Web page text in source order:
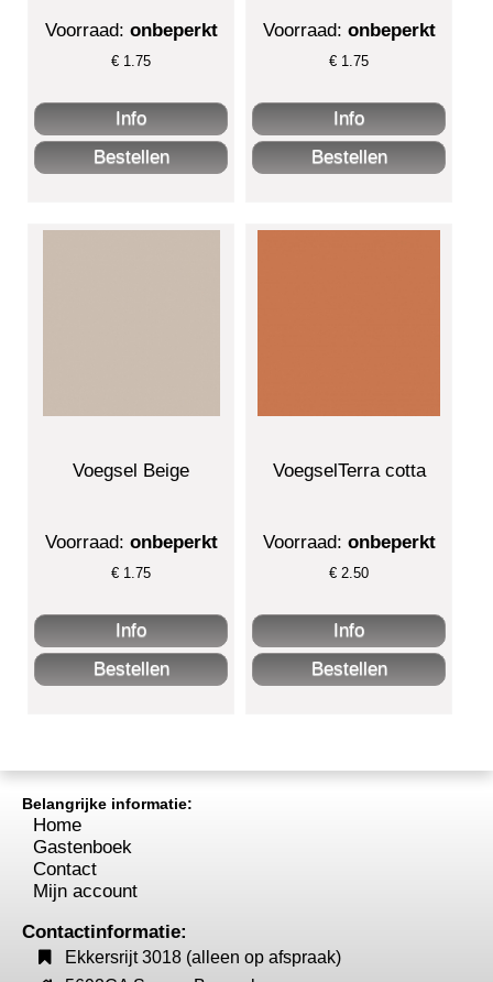
Voorraad: onbeperkt
€ 1.75
Voorraad: onbeperkt
€ 1.75
Voegsel Beige
Voorraad: onbeperkt
€ 1.75
VoegselTerra cotta
Voorraad: onbeperkt
€2.50
Belangrijke informatie:
Home
Gastenboek
Contact
Mijn account
Contactinformatie:
Ekkersrijt 3018 (alleen op afspraak)